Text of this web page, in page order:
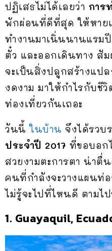
ปฏิเสธไม่ได้เลยว่า การ
พักผ่อนที่ดีที่สุด ให้หาย
ทำงานมาเนิ่นนานแรมปี
ตั๋ว และออกเดินทาง สั
จะเป็นสิ่งปลูกสร้างแป
งดงาม มาให้กำไรกับชี
ท่องเที่ยวกันเถอะ
วันนี้ในบ้าน จึงได้รวบ
ประจำปี 2017 ที่ขอบอก
สวยงามตะการตา น่าตื่
คนที่กำลังจะวางแผนท่อ
ไม่รู้จะไปที่ไหนดี ตามไ
1. Guayaquil,